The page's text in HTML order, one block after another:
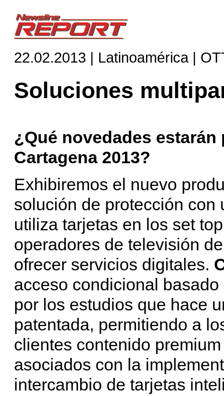
22.02.2013 | Latinoamérica |
Soluciones
¿Qué novedades
Cartagena 2013?
Exhibiremos el nuevo
solución de protección con
utiliza tarjetas en los set
operadores de televisión
ofrecer servicios digitales.
acceso condicional
por los estudios que hace
patentada, permitiendo a
clientes contenido
asociados con la
intercambio de tarjetas